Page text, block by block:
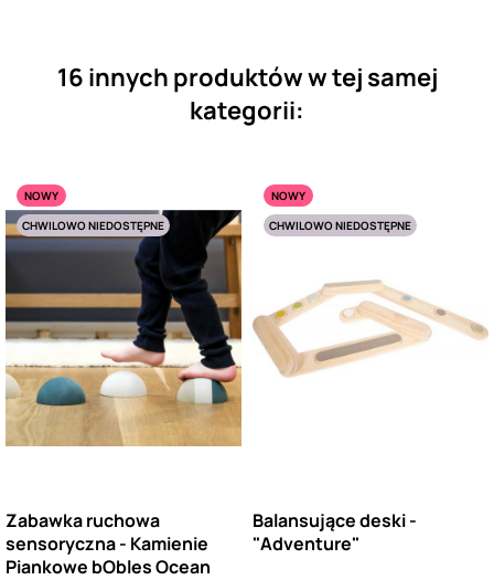
16 innych produktów w tej samej
kategorii:
NOWY
CHWILOWO NIEDOSTĘPNE
Zabawka ruchowa
sensoryczna - Kamienie
Piankowe bObles Ocean
NOWY
CHWILOWO NIEDOSTĘPNE
Balansujące deski -
"Adventure"